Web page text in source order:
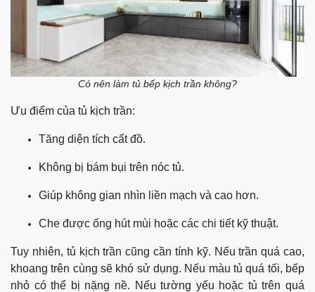
Có nên làm tủ bếp kịch trần không?
Ưu điểm của tủ kịch trần:
Tăng diện tích cất đồ.
Không bị bám bụi trên nóc tủ.
Giúp không gian nhìn liền mạch và cao hơn.
Che được ống hút mùi hoặc các chi tiết kỹ thuật.
Tuy nhiên, tủ kịch trần cũng cần tính kỹ. Nếu trần quá cao,
khoang trên cùng sẽ khó sử dụng. Nếu màu tủ quá tối, bếp
nhỏ có thể bị nặng nề. Nếu tường yếu hoặc tủ trên quá